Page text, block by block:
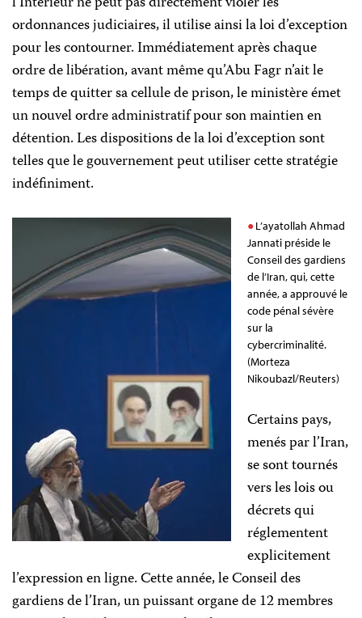
ordonnances judiciaires, il utilise ainsi la loi d’exception
pour les contourner. Immédiatement après chaque
ordre de libération, avant même qu’Abu Fagr n’ait le
temps de quitter sa cellule de prison, le ministère émet
un nouvel ordre administratif pour son maintien en
détention. Les dispositions de la loi d’exception sont
telles que le gouvernement peut utiliser cette stratégie
indéfiniment.
L’ayatollah Ahmad
Jannati préside le
Conseil des gardiens
de l’Iran, qui, cette
année, a approuvé le
code pénal sévère
sur la
cybercriminalité.
(Morteza
Nikoubazl/Reuters)
Certains pays,
menés par l’Iran,
se sont tournés
vers les lois ou
décrets qui
réglementent
explicitement
l’expression en ligne. Cette année, leConseil des
gardiensde l’Iran, un puissant organe de 12 membres